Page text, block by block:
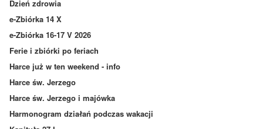
Dzień zdrowia
e-Zbiórka 14 X
e-Zbiórka 16-17 V 2026
Ferie i zbiórki po feriach
Harce już w ten weekend - info
Harce św. Jerzego
Harce św. Jerzego i majówka
Harmonogram działań podczas wakacji